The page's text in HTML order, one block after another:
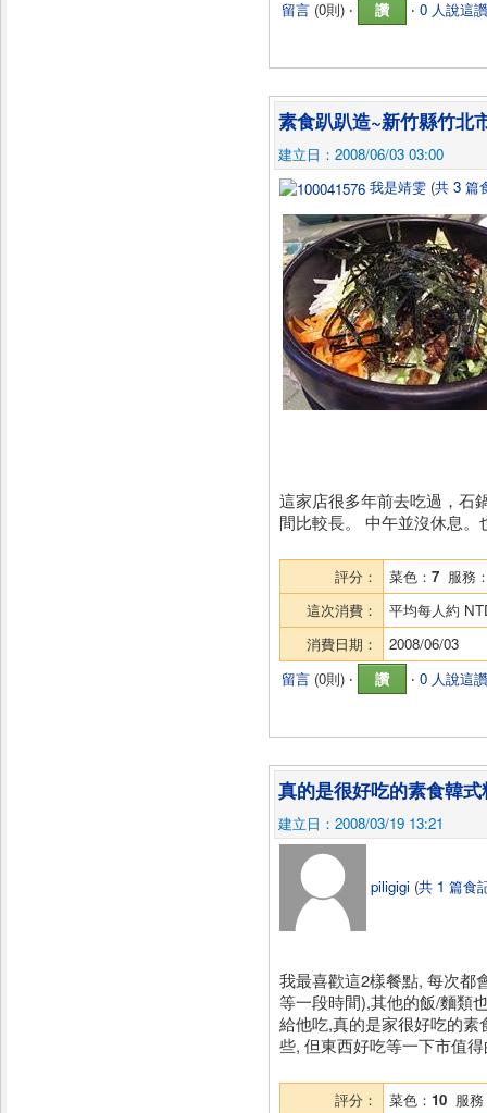
留言(0則) ‧ 讚 ‧ 0 人說這讚
素食趴趴造~新竹縣竹北
建立日：2008/06/03 03:00
我是靖雯 (共 3 篇
這家店很多年前去吃過，石
間比較長。 中午並沒休息。
評分： 菜色： 7服務
這次消費：
平均每人約
消費日期：
2008/06/03
留言(0則) ‧ 讚 ‧ 0 人說這讚
真的是很好吃的素食韓式
建立日：2008/03/19 13:21
piligigi (共 1 篇食
我最喜歡這2樣餐點, 每次都
等一段時間),其他的飯/麵類
給他吃,真的是家很好吃的
些, 但東西好吃等一下市值
評分： 菜色： 10服務